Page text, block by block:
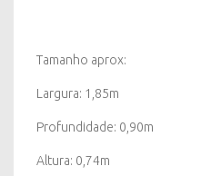
Tamanho aprox:
Largura: 1,85m
Profundidade: 0,90m
Altura: 0,74m